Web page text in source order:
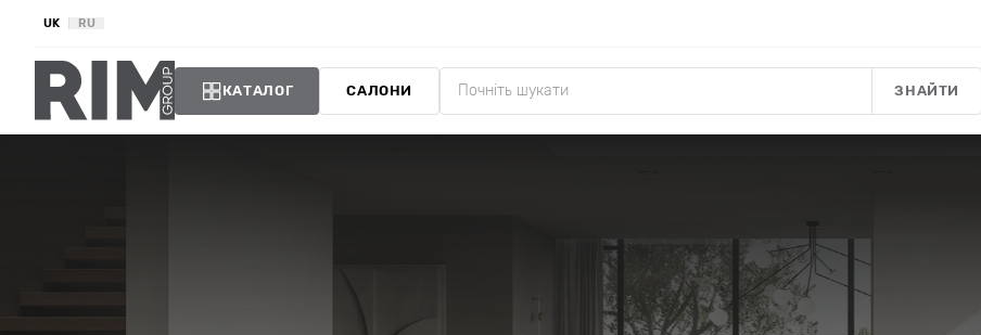
UK RU
КАТАЛОГ САЛОНИ ЗНАЙТИ